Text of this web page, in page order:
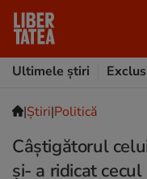
Ultimele știri
|Ştiri|Politică
Câştigătorul
şi- a ridicat cecul